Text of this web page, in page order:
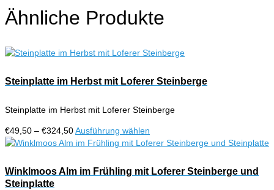
Wilden
Kaiser
Ähnliche Produkte
Steinplatte im Herbst mit Loferer Steinberge
Steinplatte im Herbst mit Loferer Steinberge
€49,50 – €324,50Preisspanne:
€49,50
€324,50
Ausführung wählen
Produkt
mehrere
Varianten
Winklmoos Alm im Frühling mit Loferer Steinberge und
Steinplatte